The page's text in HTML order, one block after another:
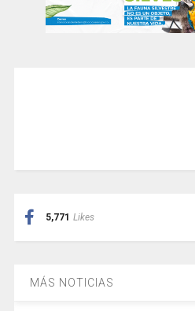
5,771 Likes
MÁS NOTICIAS